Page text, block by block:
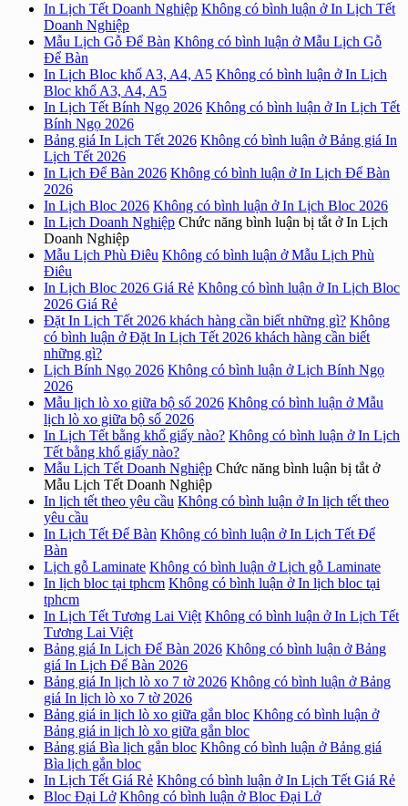
In Lịch Tết Doanh Nghiệp Không có bình luận ở In Lịch Tết
Doanh Nghiệp
Mẫu Lịch Gỗ Để Bàn Không có bình luận ở Mẫu Lịch Gỗ
Để Bàn
In Lịch Bloc khổ A3, A4, A5 Không có bình luận ở In Lịch
Bloc khổ A3, A4, A5
In Lịch Tết Bính Ngọ 2026 Không có bình luận ở In Lịch Tết
Bính Ngọ 2026
Bảng giá In Lịch Tết 2026 Không có bình luận ở Bảng giá In
Lịch Tết 2026
In Lịch Để Bàn 2026 Không có bình luận ở In Lịch Để Bàn
2026
In Lịch Bloc 2026 Không có bình luận ở In Lịch Bloc 2026
In Lịch Doanh Nghiệp Chức năng bình luận bị tắtở In Lịch
Doanh Nghiệp
Mẫu Lịch Phù Điêu Không có bình luận ở Mẫu Lịch Phù
Điêu
In Lịch Bloc 2026 Giá Rẻ Không có bình luận ở In Lịch Bloc
2026 Giá Rẻ
Đặt In Lịch Tết 2026 khách hàng cần biết những gì? Không
có bình luận ở Đặt In Lịch Tết 2026 khách hàng cần biết
những gì?
Lịch Bính Ngọ 2026 Không có bình luận ở Lịch Bính Ngọ
2026
Mẫu lịch lò xo giữa bộ số 2026 Không có bình luận ở Mẫu
lịch lò xo giữa bộ số 2026
In Lịch Tết bằng khổ giấy nào? Không có bình luận ở In Lịch
Tết bằng khổ giấy nào?
Mẫu Lịch Tết Doanh Nghiệp Chức năng bình luận bị tắtở
Mẫu Lịch Tết Doanh Nghiệp
In lịch tết theo yêu cầu Không có bình luận ở In lịch tết theo
yêu cầu
In Lịch Tết Để Bàn Không có bình luận ở In Lịch Tết Để
Bàn
Lịch gỗ Laminate Không có bình luận ở Lịch gỗ Laminate
In lịch bloc tại tphcm Không có bình luận ở In lịch bloc tại
tphcm
In Lịch Tết Tương Lai Việt Không có bình luận ở In Lịch Tết
Tương Lai Việt
Bảng giá In Lịch Để Bàn 2026 Không có bình luận ở Bảng
giá In Lịch Để Bàn 2026
Bảng giá In lịch lò xo 7 tờ 2026 Không có bình luận ở Bảng
giá In lịch lò xo 7 tờ 2026
Bảng giá in lịch lò xo giữa gắn bloc Không có bình luận ở
Bảng giá in lịch lò xo giữa gắn bloc
Bảng giá Bìa lịch gắn bloc Không có bình luận ở Bảng giá
Bìa lịch gắn bloc
In Lịch Tết Giá Rẻ Không có bình luận ở In Lịch Tết Giá Rẻ
Bloc Đại Lở Không có bình luận ở Bloc Đại Lở